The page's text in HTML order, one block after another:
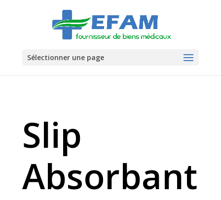
Sélectionner une page
Slip
Absorbant